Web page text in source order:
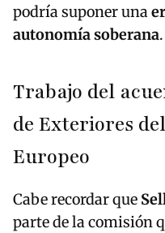
podría suponer una
autonomía soberana.
Trabajo del
de Exteriores
Europeo
Cabe recordar que
parte de la comisión